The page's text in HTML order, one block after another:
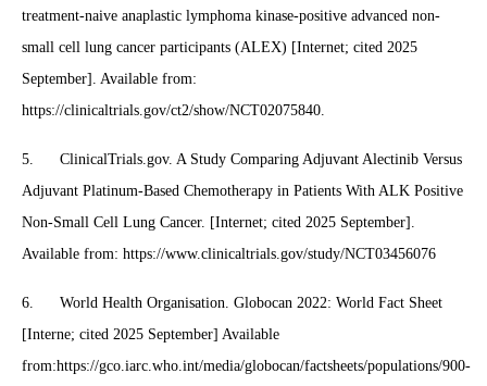
treatment-naive anaplastic lymphoma kinase-positive advanced non-
small cell lung cancer participants (ALEX) [Internet; cited 2025
September]. Available from:
https://clinicaltrials.gov/ct2/show/NCT02075840
5. ClinicalTrials.gov. A Study Comparing Adjuvant Alectinib Versus
Adjuvant Platinum-Based Chemotherapy in Patients With ALK Positive
Non-Small Cell Lung Cancer. [Internet; cited 2025 September].
Available from: https://www.clinicaltrials.gov/study/NCT03456076
6. World Health Organisation. Globocan 2022: World Fact Sheet
[Interne; cited 2025 September] Available
from:https://gco.iarc.who.int/media/globocan/factsheets/populations/900-